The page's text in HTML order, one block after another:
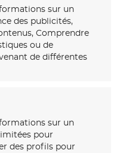
sur un
des publicités,
Comprendre
ou de
de différentes
sur un
pour
des profils pour
transforme vos
peints sur-mesure,